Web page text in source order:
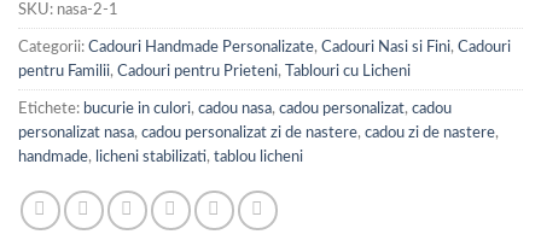
SKU: nasa-2-1
Categorii: Cadouri Handmade Personalizate, Cadouri Nasi si Fini, Cadouri
pentru Familii, Cadouri pentru Prieteni, Tablouri cu Licheni
Etichete: bucurie in culori, cadou nasa, cadou personalizat, cadou
personalizat nasa, cadou personalizat zi de nastere, cadou zi de nastere,
handmade, licheni stabilizati, tablou licheni